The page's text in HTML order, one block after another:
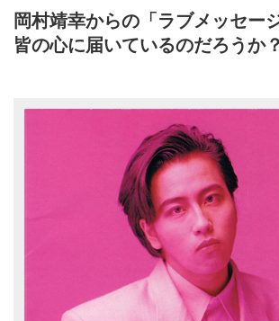
岡村靖幸からの「ラブメッセー
皆の心に届いているのだろうか？